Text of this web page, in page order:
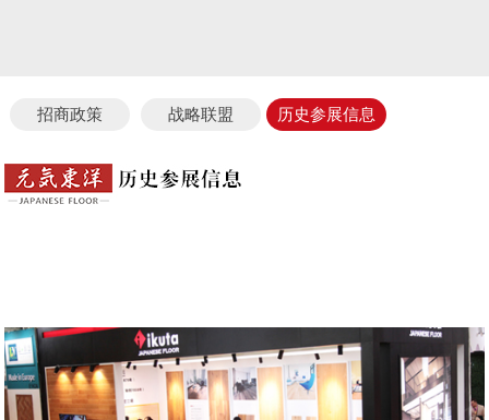
招商政策 战略联盟 历史参展信息